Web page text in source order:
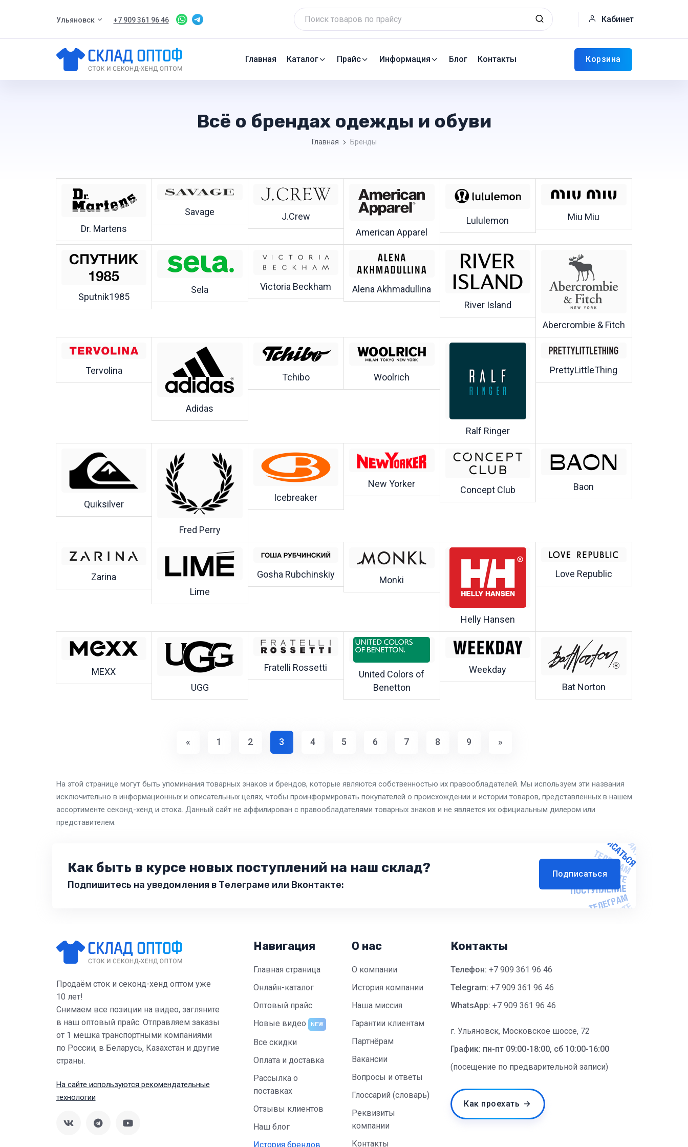
Ульяновск +7 909 361 96 46 Кабинет
Главная Каталог Прайс Информация Блог Контакты Корзина
Всё о брендах одежды и обуви
Главная Бренды
Dr. Martens
Savage
J.Crew
American Apparel
Lululemon Miu Miu
Sputnik1985
Sela Victoria Beckham
Alena Akhmadullina
River Island
Abercrombie & Fitch
Tervolina
Adidas
Tchibo Woolrich
Ralf Ringer
PrettyLittleThing
Quiksilver
Fred Perry
Icebreaker
New Yorker
Concept Club Baon
Zarina
Lime
Gosha Rubchinskiy Monki
Helly Hansen
Love Republic
MEXX
UGG
Fratelli Rossetti
United Colors of
Benetton
Weekday
Bat Norton
« 1 2 3 4 5 6 7 8 9 »
На этой странице могут быть упоминания товарных знаков и брендов, которые являются собственностью их правообладателей. Мы используем эти названия
исключительно в информационных и описательных целях, чтобы проинформировать покупателей о происхождении и истории товаров, представленных в нашем
ассортименте секонд-хенд и стока. Данный сайт не аффилирован с правообладателями товарных знаков и не является их официальным дилером или
представителем.
Как быть в курсе новых поступлений на наш склад?
Подпишитесь на уведомления в Телеграме или Вконтакте:
Подписаться
Продаём сток и секонд-хенд оптом уже
10 лет!
Снимаем все позиции на видео, загляните
в наш оптовый прайс. Отправляем заказы
от 1 мешка транспортными компаниями
по России, в Беларусь, Казахстан и другие
страны.
На сайте используются рекомендательные
технологии
Навигация
Главная страница
Онлайн-каталог
Оптовый прайс
Новые видео
NEW
Все скидки
Оплата и доставка
Рассылка о
поставках
Отзывы клиентов
Наш блог
История брендов
О нас
О компании
История компании
Наша миссия
Гарантии клиентам
Партнёрам
Вакансии
Вопросы и ответы
Глоссарий (словарь)
Реквизиты
компании
Контакты
Контакты
Телефон: +7 909 361 96 46
Telegram: +7 909 361 96 46
WhatsApp: +7 909 361 96 46
г. Ульяновск, Московское шоссе, 72
График: пн-пт 09:00-18:00, сб 10:00-16:00
(посещение по предварительной записи)
Как проехать